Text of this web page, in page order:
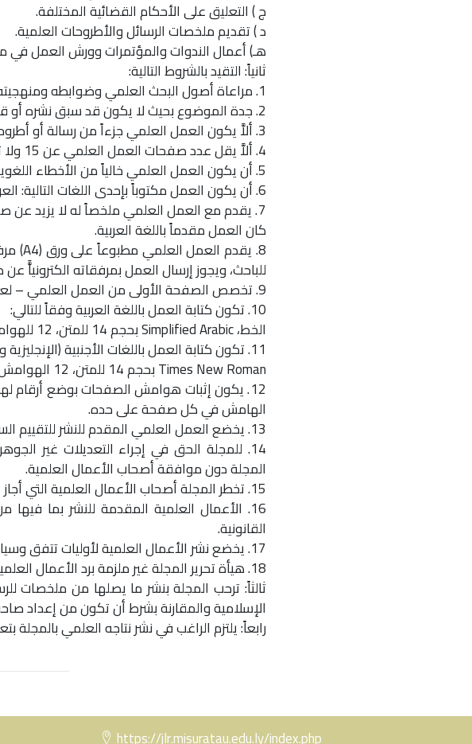
ج ) التعليق على الأحكام القضائية المختلفة.
د ) تقديم ملخصات الرسائل والأطروحات العلمية.
هـ) أعمال الندوات والمؤتمرات وورش العمل
ثانياً: التقيد بالشروط التالية:
1. مراعاة أصول البحث العلمي وضوابطه ومنهجيته.
2. جدة الموضوع بحيث لا يكون قد سبق نشره أو قدم للنشر.
3. ألاَّ يكون العمل العلمي جزءاً من رسالة أو أطروحة أو نال به صاحبه درجة علمية.
4. ألاَّ يقل عدد صفحات العمل العلمي عن 15 ولا تزيد عن ثلاثين صفحة شاملة لصفحة العنوان والفهارس.
5. أن يكون العمل العلمي خالياً من الأخطاء اللغوية والمطبعية.
6. أن يكون العمل مكتوباً بإحدى اللغات التالية: العربية، الإنجليزية، الفرنسية.
7. يقدم مع العمل العلمي ملخصاً له لا يزيد عن
كان العمل مقدماً باللغة العربية.
للباحث، ويجوز إرسال العمل بمرفقاته الكترونياًّ عن
9. تخصص الصفحة الأولى من العمل العلمي – لعنوان العمل، واسم معده ودرجته العلمية، وتخصصه، ومكان عمله.
10. تكون كتابة العمل باللغة العربية وفقاً للتالي:
الخط، Simplified Arabic بحجم 14 للمتن، 12 للهوامش، المسافات (2.5) من جميع الجهات.
11. تكون كتابة العمل باللغات الأجنبية (الإنجليزية والفرنسية) وفقاً للتالي:
Times New Roman بحجم 14 للمتن، 12 الهوامش، المسافات 2.5 من جميع الجهات.
12. يكون إثبات هوامش الصفحات بوضع أرقام
الهامش في كل صفحة على حده.
13. يخضع العمل العلمي المقدم للنشر للتقييم السري من قبل أساتذة متخصصين.
14. للمجلة الحق في إجراء التعديلات غير
المجلة دون موافقة أصحاب الأعمال العلمية.
15. تخطر المجلة أصحاب الأعمال العلمية التي أجاز المقيمون نشرها بملاحظات للعمل بما جاء فيها وإرجاعها للمجلة للنشر.
16. الأعمال العلمية المقدمة للنشر بما
القانونية.
17. يخضع نشر الأعمال العلمية لأوليات تتفق وسياسية النشر بالمجلة.
18. هيأة تحرير المجلة غير ملزمة برد الأعمال العلمية المقدمة للنشر بالمجلة سواء تم نشرها أو لم تنشر.
ثالثاً: ترحب المجلة بنشر ما يصلها من ملخصات
الإسلامية والمقارنة بشرط أن تكون من إعداد صاحب
رابعاً: يلتزم الراغب في نشر نتاجه العلمي بالمجلة
https://jlr.misuratau.edu.ly/index.php